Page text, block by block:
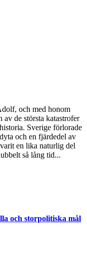
och med honom
av de största katastrofer
Sverige förlorade
och en fjärdedel av
en lika naturlig del
så lång tid...
och storpolitiska mål